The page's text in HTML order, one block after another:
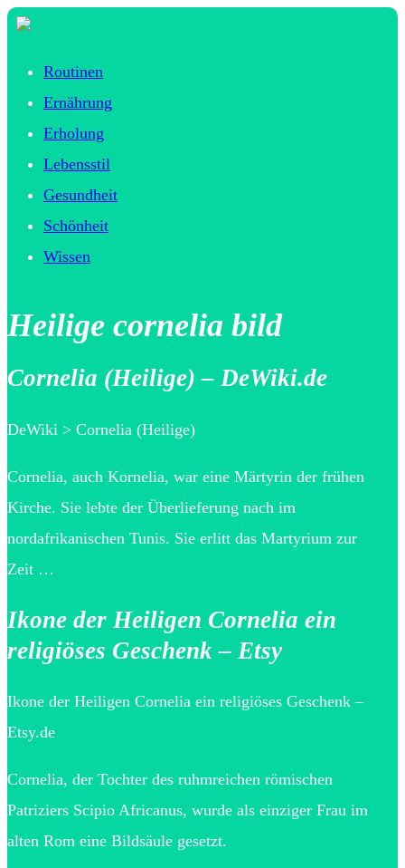
Routinen
Ernährung
Erholung
Lebensstil
Gesundheit
Schönheit
Wissen
Heilige cornelia bild
Cornelia (Heilige) – DeWiki.de
DeWiki > Cornelia (Heilige)
Cornelia, auch Kornelia, war eine Märtyrin der frühen
Kirche. Sie lebte der Überlieferung nach im
nordafrikanischen Tunis. Sie erlitt das Martyrium zur
Zeit …
Ikone der Heiligen Cornelia ein
religiöses Geschenk – Etsy
Ikone der Heiligen Cornelia ein religiöses Geschenk –
Etsy.de
Cornelia, der Tochter des ruhmreichen römischen
Patriziers Scipio Africanus, wurde als einziger Frau im
alten Rom eine Bildsäule gesetzt.